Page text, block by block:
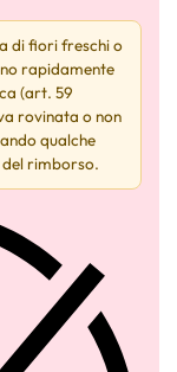
di fiori freschi o
rapidamente
(art. 59
rovinata o non
qualche
rimborso.